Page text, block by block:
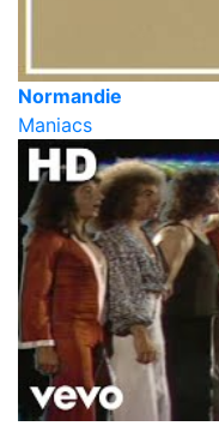
Normandie
Maniacs